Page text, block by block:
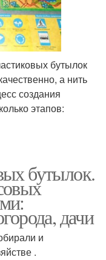
бутылок
а нить
создания
этапов:
бутылок.
дачи
и
.